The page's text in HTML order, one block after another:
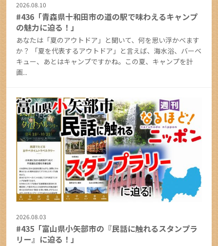
2026.08.10
#436「青森県十和田市の道の駅で味わえるキャンプ
の魅力に迫る！」
あなたは「夏のアウトドア」と聞いて、何を思い浮かべます
か？ 「夏を代表するアウトドア」と言えば、海水浴、バーベ
キュー、あとはキャンプですかね。この夏、キャンプを計
画...
2026.08.03
#435「富山県小矢部市の『民話に触れるスタンプラ
リー』に迫る！」